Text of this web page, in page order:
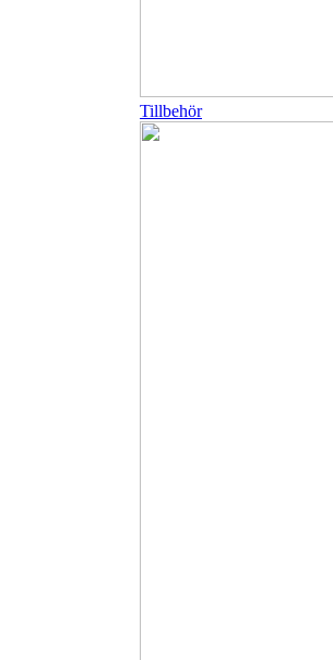
Tillbehör